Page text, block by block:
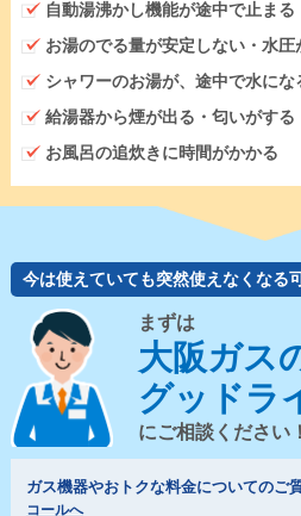
自動湯沸かし機能が途中で止まる
お湯のでる量が安定しない・水圧
シャワーのお湯が、途中で水にな
給湯器から煙が出る・匂いがする
お風呂の追炊きに時間がかかる
今は使えていても突然使えなくなる
まずは
大阪ガス
グッドラ
にご相談ください！
ガス機器やおトクな料金についてのご
コールへ